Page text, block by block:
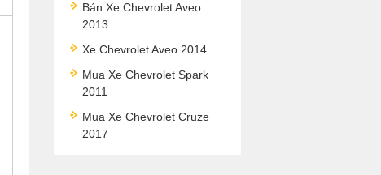
Bán Xe Chevrolet Aveo
2013
Xe Chevrolet Aveo 2014
Mua Xe Chevrolet Spark
2011
Mua Xe Chevrolet Cruze
2017